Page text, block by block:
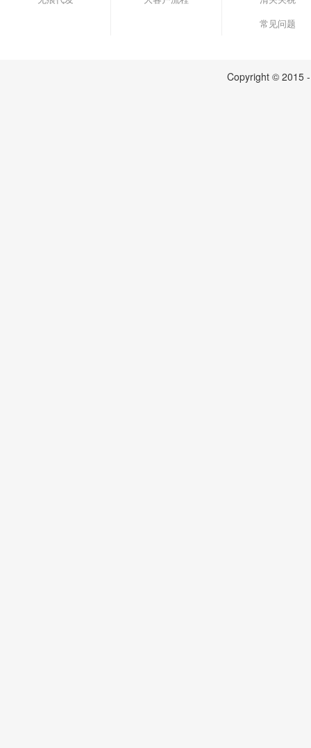
常见问题
Copyright © 2015